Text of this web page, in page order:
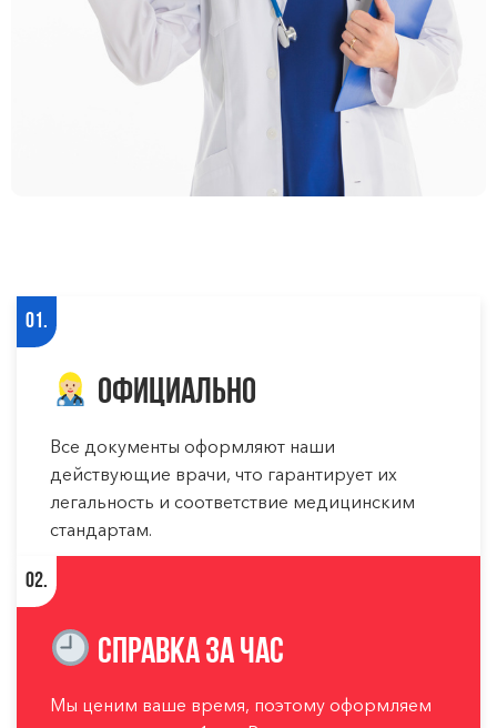
01.
Официально
Все документы оформляют наши
действующие врачи, что гарантирует их
легальность и соответствие медицинским
стандартам.
02.
Справка за час
Мы ценим ваше время, поэтому оформляем